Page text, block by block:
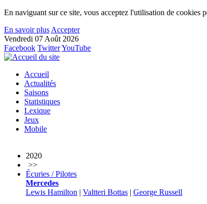
En naviguant sur ce site, vous acceptez l'utilisation de cookies
En savoir plus Accepter
Vendredi 07 Août 2026
Facebook TwitterYouTube
Accueil
Actualités
Saisons
Statistiques
Lexique
Jeux
Mobile
2020
>>
Écuries / Pilotes
Mercedes
Lewis Hamilton | Valtteri Bottas | George Russell